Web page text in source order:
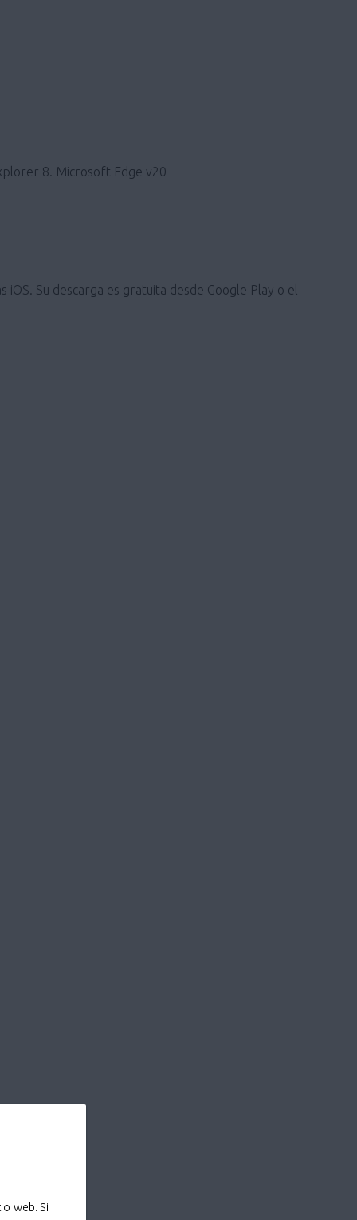
web. Si
8. Microsoft Edge v20
Su descarga es gratuita desde Google Play o el